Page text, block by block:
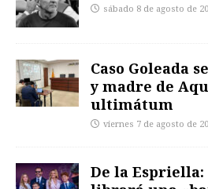
sábado 8 de agosto de
Caso Goleada
y madre de
ultimátum
viernes 7 de agosto de
De la